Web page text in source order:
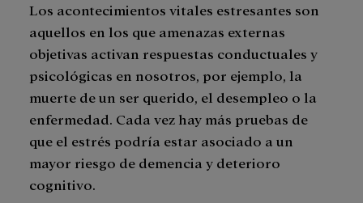
Los acontecimientos vitales estresantes son
aquellos en los que amenazas externas
objetivas activan respuestas conductuales y
psicológicas en nosotros, por ejemplo, la
muerte de un ser querido, el desempleo o la
enfermedad. Cada vez hay más pruebas de
que el estrés podría estar asociado a un
mayor riesgo de demencia y deterioro
cognitivo.